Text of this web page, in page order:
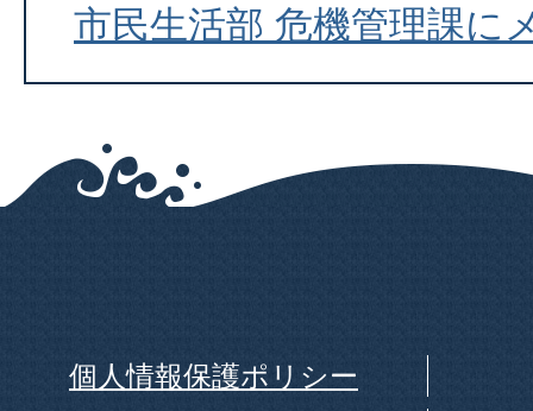
市民生活部 危機管理課に
個人情報保護ポリシー